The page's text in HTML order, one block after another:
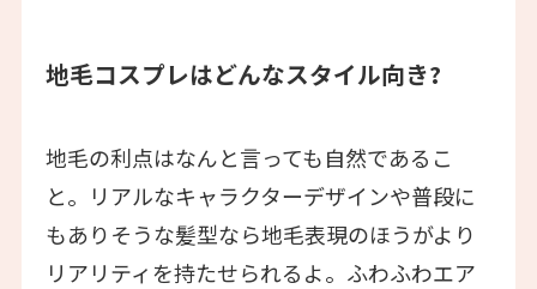
地毛コスプレはどんなスタイル向き?
地毛の利点はなんと言っても自然であるこ
と。リアルなキャラクターデザインや普段に
もありそうな髪型なら地毛表現のほうがより
リアリティを持たせられるよ。ふわふわエア